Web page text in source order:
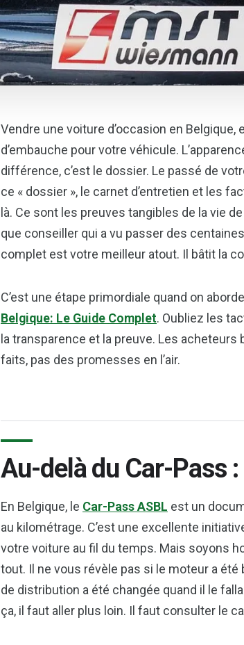
Vendre une voiture d’occasion en
d’embauche pour votre véhicule.
différence, c’est le dossier. Le passé de
ce « dossier », le carnet d’entretien et les
là. Ce sont les preuves tangibles de la vie
que conseiller qui a vu passer des
complet est votre meilleur atout. Il bâtit la
C’est une étape primordiale quand on
Belgique: Le Guide Complet. Oubliez les
la transparence et la preuve. Les
faits, pas des promesses en l’air.
Au-delà du Car-Pass
En Belgique, le Car-Pass ASBL est un
au kilométrage. C’est une excellente
votre voiture au fil du temps. Mais soyons
tout. Il ne vous révèle pas si le moteur a
de distribution a été changée quand il le
ça, il faut aller plus loin. Il faut consulter le